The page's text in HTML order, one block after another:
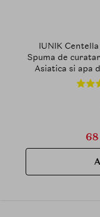
IUNIK Centella Bubble
Spuma de
Asiatica si apa
contribuie la
murdariei si la